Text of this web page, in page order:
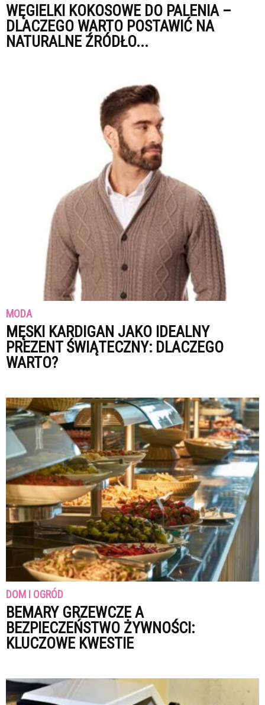
WĘGIELKI KOKOSOWE DO PALENIA –
DLACZEGO WARTO POSTAWIĆ NA
NATURALNE ŹRÓDŁO...
MODA
MĘSKI KARDIGAN JAKO IDEALNY
PREZENT ŚWIĄTECZNY: DLACZEGO
WARTO?
DOM I OGRÓD
BEMARY GRZEWCZE A
BEZPIECZEŃSTWO ŻYWNOŚCI:
KLUCZOWE KWESTIE